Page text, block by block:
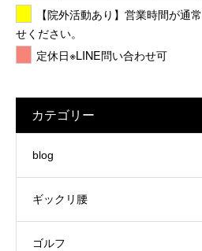
【院外活動あり】営業時間が通
せください。
定休日※LINE問い合わせ可
カテゴリー
blog
ギックリ腰
ゴルフ